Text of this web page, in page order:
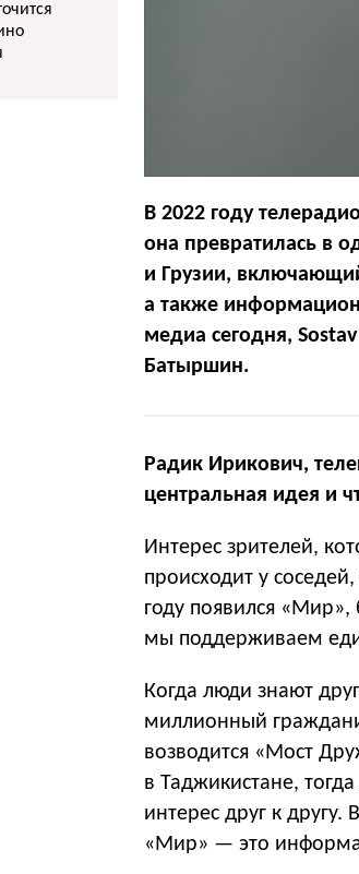
В 2022 году
она превратилась в
и Грузии,
а также
медиа сегодня,
Батыршин.
Радик Ирикович,
центральная идея и
Интерес зрителей,
происходит у
году появился
мы поддерживаем
Когда люди знают
миллионный
возводится «Мост
в Таджикистане,
интерес друг к
«Мир» — это